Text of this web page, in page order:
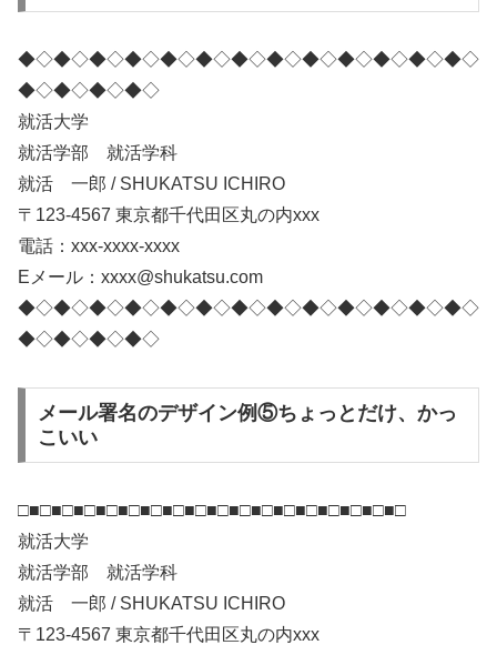
◆◇◆◇◆◇◆◇◆◇◆◇◆◇◆◇◆◇◆◇◆◇◆◇◆◇
◆◇◆◇◆◇◆◇
就活大学
就活学部 就活学科
就活 一郎 / SHUKATSU ICHIRO
〒123-4567 東京都千代田区丸の内xxx
電話：xxx-xxxx-xxxx
Eメール：xxxx@shukatsu.com
◆◇◆◇◆◇◆◇◆◇◆◇◆◇◆◇◆◇◆◇◆◇◆◇◆◇
◆◇◆◇◆◇◆◇
メール署名のデザイン例⑤ちょっとだけ、かっ
こいい
□■□■□■□■□■□■□■□■□■□■□■□■□■□■□■□■□■□
就活大学
就活学部 就活学科
就活 一郎 / SHUKATSU ICHIRO
〒123-4567 東京都千代田区丸の内xxx